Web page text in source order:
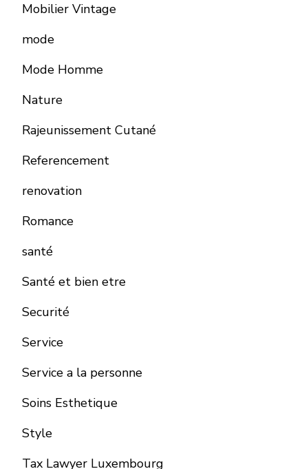
Mobilier Vintage
mode
Mode Homme
Nature
Rajeunissement Cutané
Referencement
renovation
Romance
santé
Santé et bien etre
Securité
Service
Service a la personne
Soins Esthetique
Style
Tax Lawyer Luxembourg